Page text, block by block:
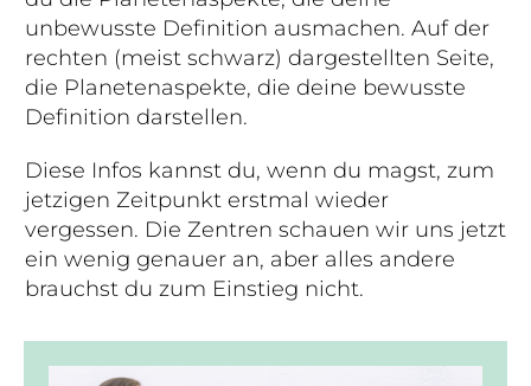
unbewusste Definition ausmachen. Auf der
rechten (meist schwarz) dargestellten Seite,
die Planetenaspekte, die deine bewusste
Definition darstellen.
Diese Infos kannst du, wenn du magst, zum
jetzigen Zeitpunkt erstmal wieder
vergessen. Die Zentren schauen wir uns jetzt
ein wenig genauer an, aber alles andere
brauchst du zum Einstieg nicht.